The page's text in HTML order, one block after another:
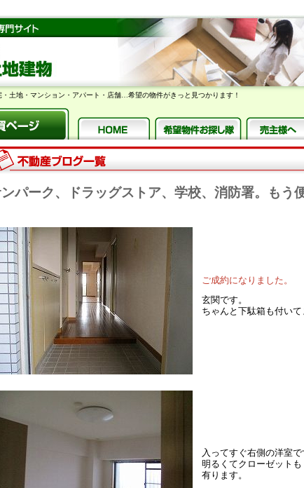
土地・マンション・アパート・店舗…希望の物件がきっと見つかります！
パーク、ドラッグストア、学校、消防署。もう
ご成約になりました。
玄関です。
ちゃんと下駄箱も付いて
入ってすぐ右側の洋室で
明るくてクローゼットも
有ります。